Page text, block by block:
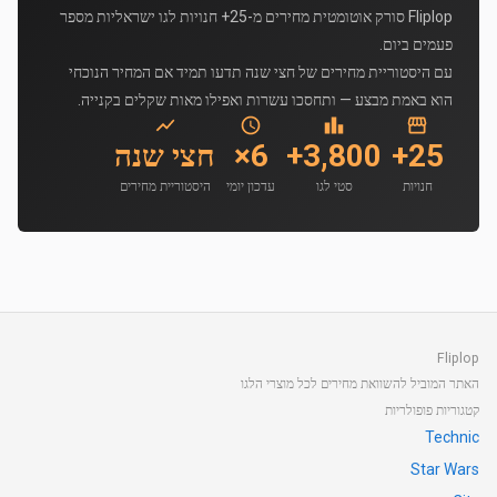
Fliplop סורק אוטומטית מחירים מ-25+ חנויות לגו ישראליות מספר
פעמים ביום.
עם היסטוריית מחירים של חצי שנה תדעו תמיד אם המחיר הנוכחי
הוא באמת מבצע — ותחסכו עשרות ואפילו מאות שקלים בקנייה.
25+
חנויות
3,800+
סטי לגו
6×
עדכון יומי
חצי שנה
היסטוריית מחירים
Fliplop
האתר המוביל להשוואת מחירים לכל מוצרי הלגו
קטגוריות פופולריות
Technic
Star Wars